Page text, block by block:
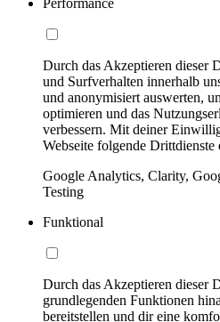
Durch das Akzeptieren dieser
und Surfverhalten innerhalb
und anonymisiert auswerten,
optimieren und das
verbessern. Mit deiner
Webseite folgende Drittdienste
Google Analytics, Clarity,
Testing
Funktional
Durch das Akzeptieren dieser
grundlegenden Funktionen
bereitstellen und dir eine